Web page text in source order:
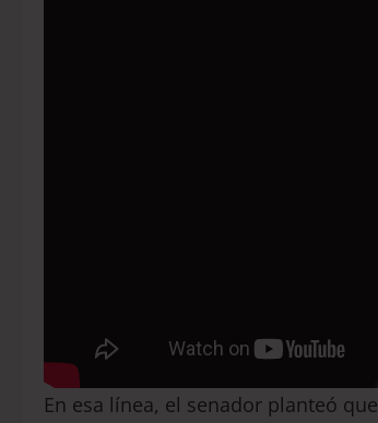
En esa línea, el senador planteó